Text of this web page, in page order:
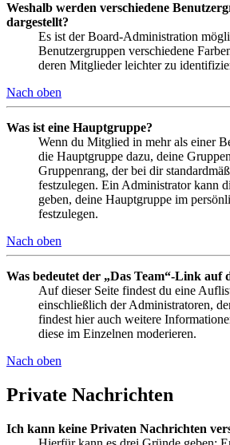
Weshalb werden verschiedene
dargestellt?
Es ist der Board-Administration
Benutzergruppen verschiedene
deren Mitglieder leichter zu
Nach oben
Was ist eine Hauptgruppe?
Wenn du Mitglied in mehr als einer
die Hauptgruppe dazu, deine
Gruppenrang, der bei dir
festzulegen. Ein Administrator kann
geben, deine Hauptgruppe im
festzulegen.
Nach oben
Was bedeutet der „Das Team“-Link auf
Auf dieser Seite findest du eine
einschließlich der Administratoren,
findest hier auch weitere
diese im Einzelnen moderieren.
Nach oben
Private Nachrichten
Ich kann keine Privaten Nachrichten